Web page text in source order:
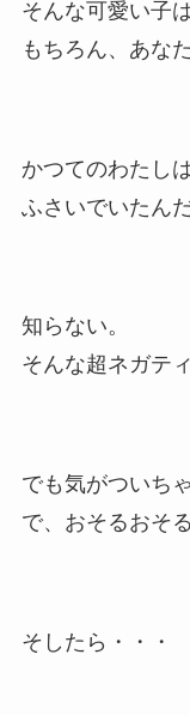
そんな可愛い子
もちろん、あな
かつてのわたし
ふさいでいたんだ
知らない。
そんな超ネガテ
でも気がついち
で、おそるおそ
そしたら・・・